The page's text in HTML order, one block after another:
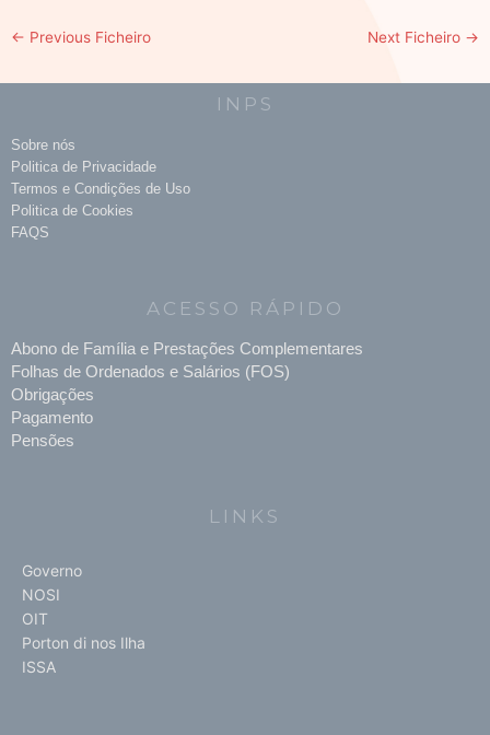
← Previous Ficheiro Next Ficheiro →
INPS
Sobre nós
Politica de Privacidade
Termos e Condições de Uso
Politica de Cookies
FAQS
ACESSO RÁPIDO
Abono de Família e Prestações Complementares
Folhas de Ordenados e Salários (FOS)
Obrigações
Pagamento
Pensões
LINKS
Governo
NOSI
OIT
Porton di nos Ilha
ISSA